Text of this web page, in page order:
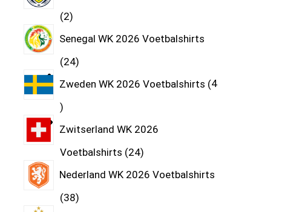
2
Senegal WK 2026 Voetbalshirts
24
Zweden WK 2026 Voetbalshirts 4
Zwitserland WK 2026
Voetbalshirts 24
Nederland WK 2026 Voetbalshirts
38